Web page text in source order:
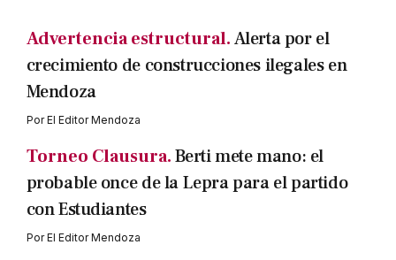
Advertencia estructural.Alerta por el
crecimiento de construcciones ilegales en
Mendoza
PorEl Editor Mendoza
Torneo Clausura.Berti mete mano: el
probable once de la Lepra para el partido
con Estudiantes
PorEl Editor Mendoza